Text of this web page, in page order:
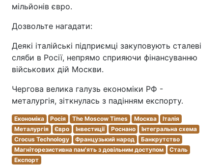
мільйонів євро.
Дозвольте нагадати:
Деякі італійські підприємці закуповують сталеві
сляби в Росії, непрямо сприяючи фінансуванню
військових дій Москви.
Чергова велика галузь економіки РФ -
металургія, зіткнулась з падінням експорту.
Економіка Росія The Moscow Times Москва
Італія
Металургія
Євро Інвестиції Роснано
Інтегральна схема
Crocus Technology
Французький народ
Банкрутство
Магніторезистивна пам'ять з довільним доступом
Сталь
Експорт